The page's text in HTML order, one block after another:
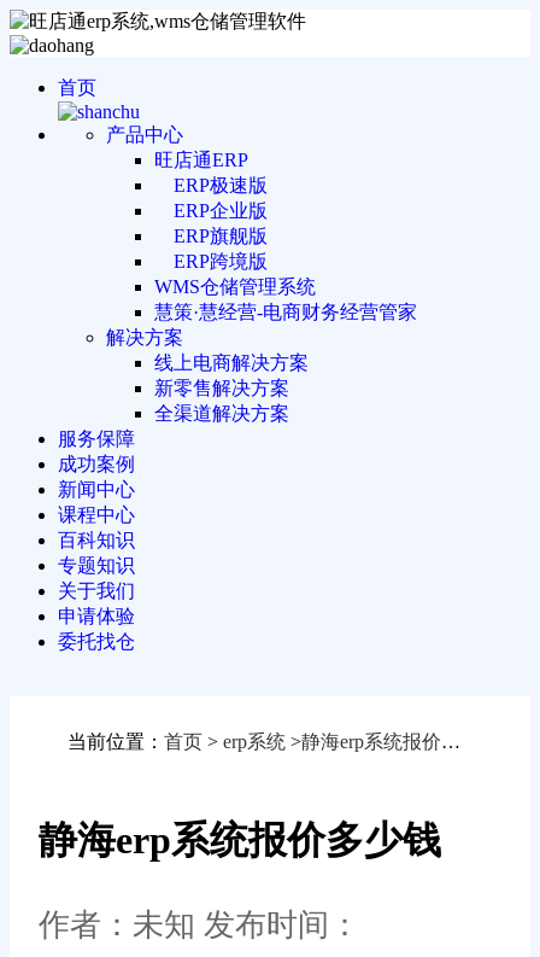
首页
产品中心
旺店通ERP
ERP极速版
ERP企业版
ERP旗舰版
ERP跨境版
WMS仓储管理系统
慧策·慧经营-电商财务经营管家
解决方案
线上电商解决方案
新零售解决方案
全渠道解决方案
服务保障
成功案例
新闻中心
课程中心
百科知识
专题知识
关于我们
申请体验
委托找仓
当前位置： 首页 > erp系统 >静海erp系统报价多少钱
静海erp系统报价多少钱
作者：未知 发布时间：